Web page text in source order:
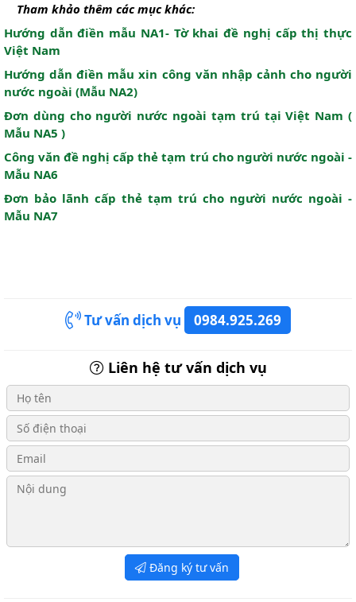
Tham khảo thêm các mục khác:
Hướng dẫn điền mẫu NA1- Tờ khai đề nghị cấp thị thực
Việt Nam
Hướng dẫn điền mẫu xin công văn nhập cảnh cho người
nước ngoài (Mẫu NA2)
Đơn dùng cho người nước ngoài tạm trú tại Việt Nam (
Mẫu NA5 )
Công văn đề nghị cấp thẻ tạm trú cho người nước ngoài -
Mẫu NA6
Đơn bảo lãnh cấp thẻ tạm trú cho người nước ngoài -
Mẫu NA7
Tư vấn dịch vụ 0984.925.269
Liên hệ tư vấn dịch vụ
Đăng ký tư vấn